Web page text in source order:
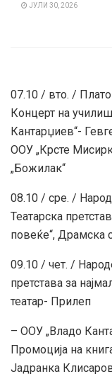
ЈУЛИ 30, 2026
07.10 / вто. /
Концерт на
Кантарџиев“-
ООУ „Крсте
„Божилак“
08.10 / сре. /
Театарска
повеќе“, Драмска
09.10 / чет. /
претстава за
театар- Прилеп
– ООУ „Владо
Промоција на
Јадранка